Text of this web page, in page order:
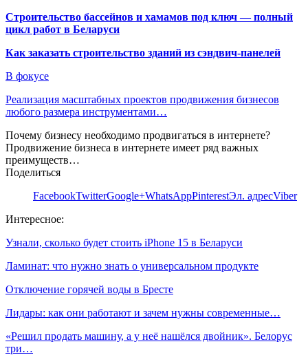
Строительство бассейнов и хамамов под ключ — полный
цикл работ в Беларуси
Как заказать строительство зданий из сэндвич-панелей
В фокусе
Реализация масштабных проектов продвижения бизнесов
любого размера инструментами…
Почему бизнесу необходимо продвигаться в интернете?
Продвижение бизнеса в интернете имеет ряд важных
преимуществ…
Поделиться
FacebookTwitterGoogle+WhatsAppPinterestЭл. адресViber
Интересное:
Узнали, сколько будет стоить iPhone 15 в Беларуси
Ламинат: что нужно знать о универсальном продукте
Отключение горячей воды в Бресте
Лидары: как они работают и зачем нужны современные…
«Решил продать машину, а у неё нашёлся двойник». Белорус
три…